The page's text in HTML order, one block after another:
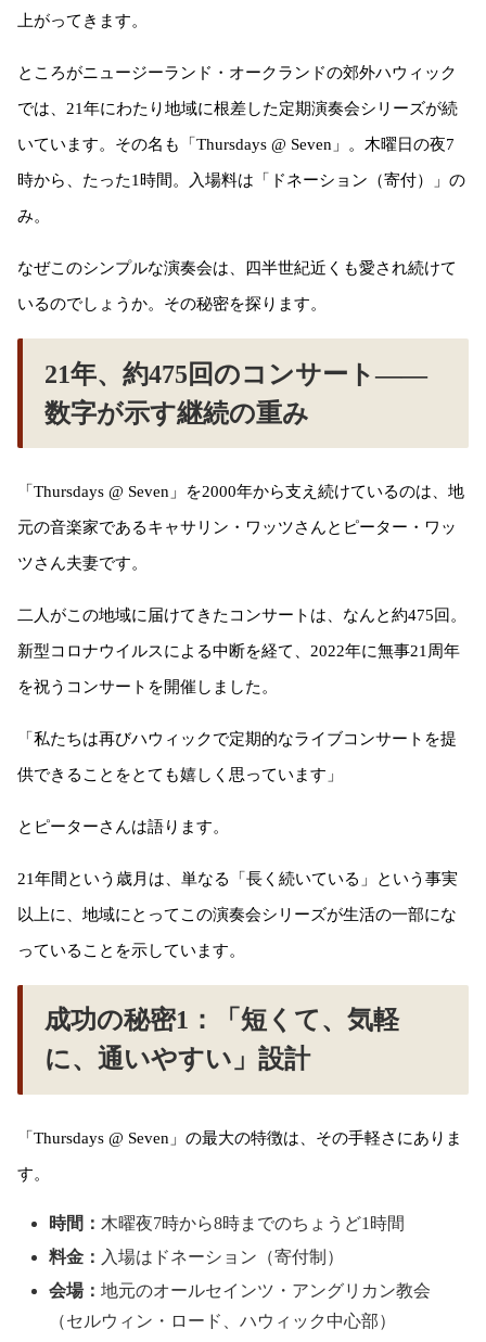
上がってきます。
ところがニュージーランド・オークランドの郊外ハウィック
では、21年にわたり地域に根差した定期演奏会シリーズが続
いています。その名も「Thursdays @ Seven」。木曜日の夜7
時から、たった1時間。入場料は「ドネーション（寄付）」の
み。
なぜこのシンプルな演奏会は、四半世紀近くも愛され続けて
いるのでしょうか。その秘密を探ります。
21年、約475回のコンサート——
数字が示す継続の重み
「Thursdays @ Seven」を2000年から支え続けているのは、地
元の音楽家であるキャサリン・ワッツさんとピーター・ワッ
ツさん夫妻です。
二人がこの地域に届けてきたコンサートは、なんと約475回。
新型コロナウイルスによる中断を経て、2022年に無事21周年
を祝うコンサートを開催しました。
「私たちは再びハウィックで定期的なライブコンサートを提
供できることをとても嬉しく思っています」
とピーターさんは語ります。
21年間という歳月は、単なる「長く続いている」という事実
以上に、地域にとってこの演奏会シリーズが生活の一部にな
っていることを示しています。
成功の秘密1：「短くて、気軽
に、通いやすい」設計
「Thursdays @ Seven」の最大の特徴は、その手軽さにありま
す。
時間： 木曜夜7時から8時までのちょうど1時間
料金： 入場はドネーション（寄付制）
会場：地元のオールセインツ・アングリカン教会
（セルウィン・ロード、ハウィック中心部）